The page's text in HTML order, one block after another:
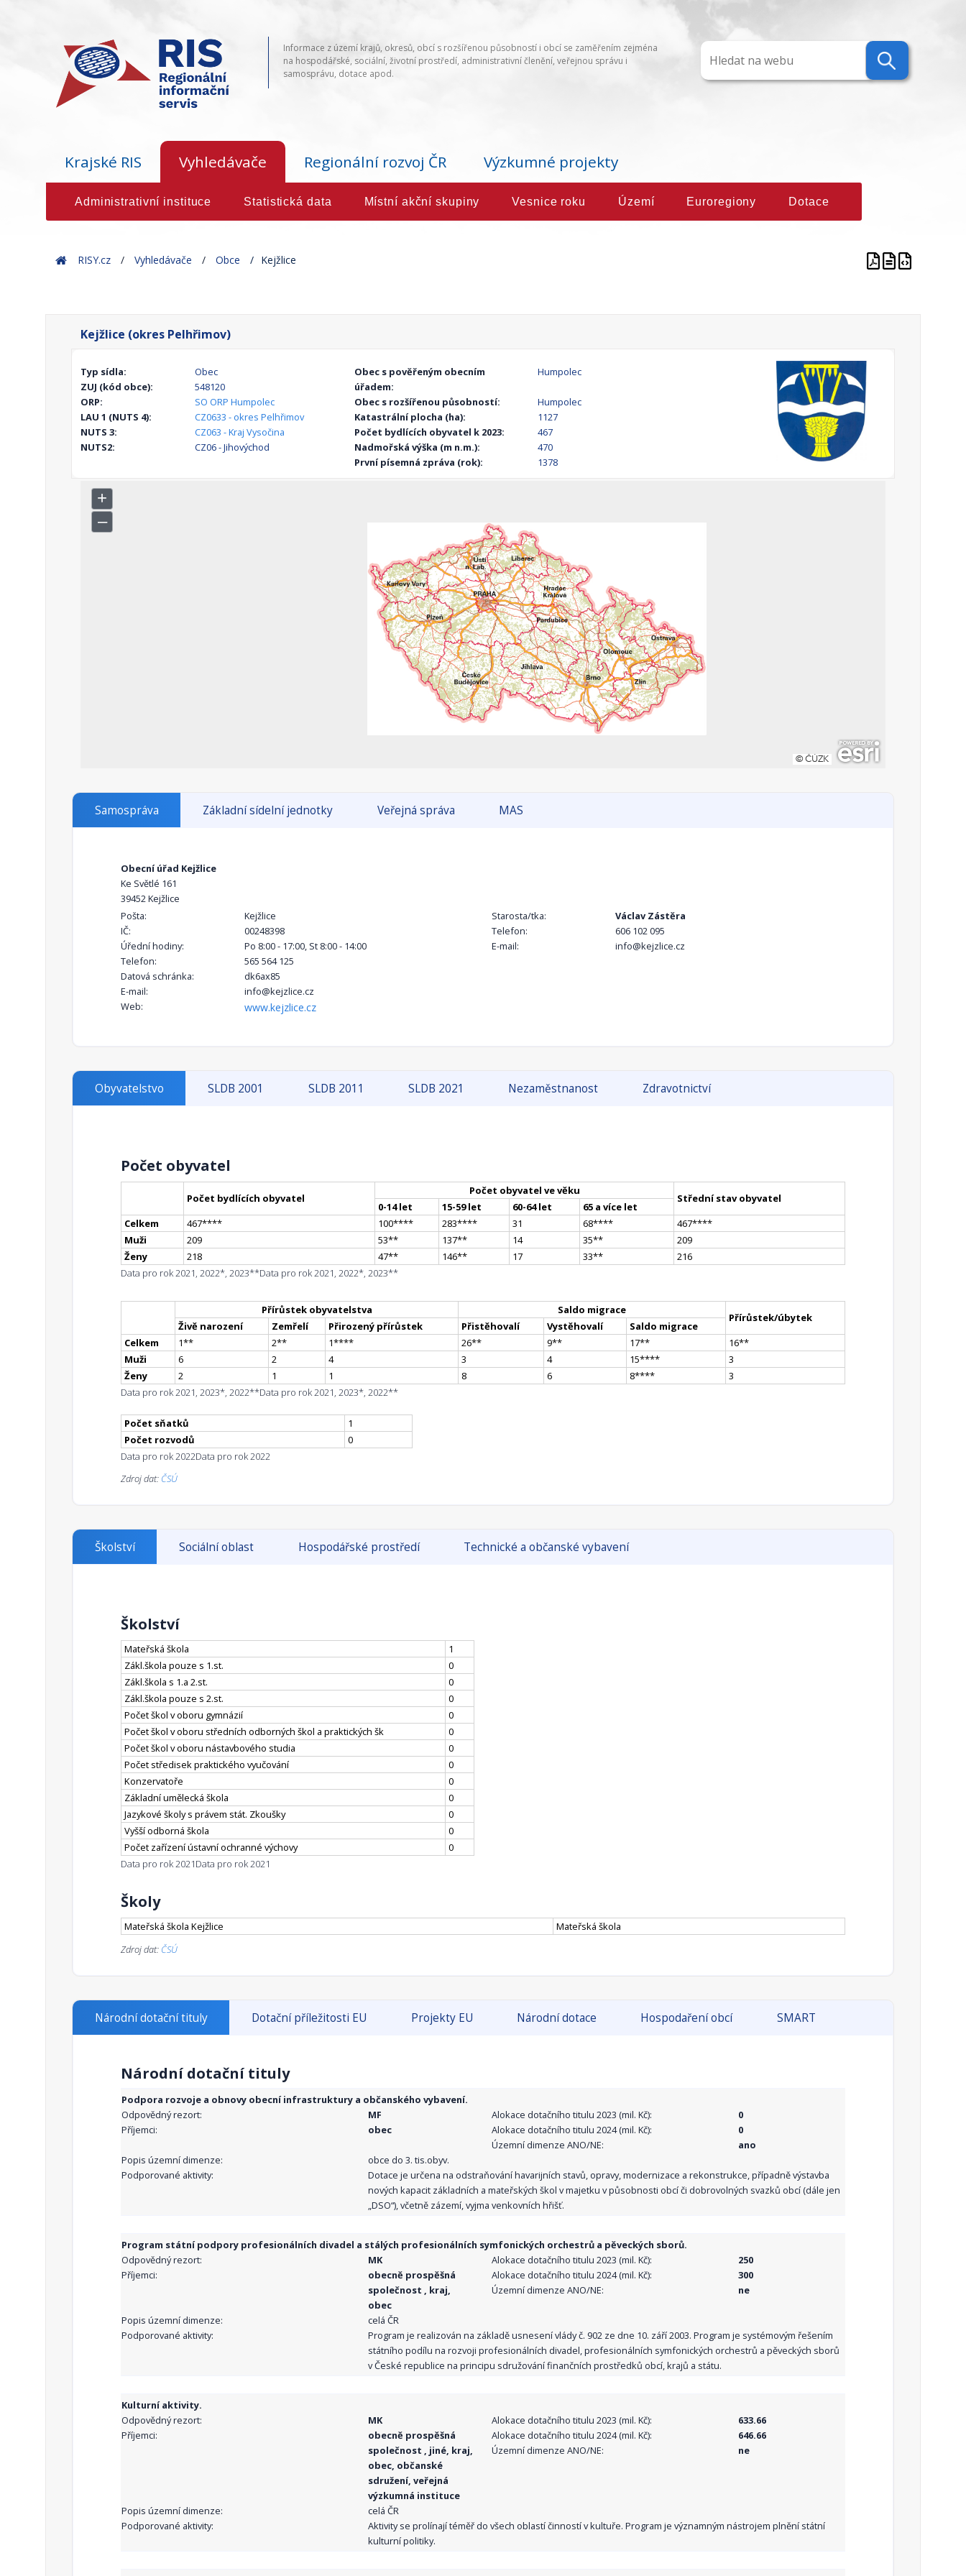
Informace z území krajů, okresů, obcí s rozšířenou působností i obcí se zaměřením zejména
na hospodářské, sociální, životní prostředí, administrativní členění, veřejnou správu i
samosprávu, dotace apod.
Krajské RIS Vyhledávače Regionální rozvoj ČR Výzkumné projekty
Administrativní instituce Statistická data Místní akční skupiny Vesnice roku Území Euroregiony Dotace
HomeRISY.cz Vyhledávače Obce Kejžlice
Kejžlice (okres Pelhřimov)
Typ sídla:
Obec
ZUJ (kód obce):
548120
ORP:
SO ORP Humpolec
LAU 1 (NUTS 4):
CZ0633 - okres Pelhřimov
NUTS 3:
CZ063 - Kraj Vysočina
NUTS2:
CZ06 - Jihovýchod
Obec s pověřeným obecním
úřadem:
Humpolec
Obec s rozšířenou působností:
Humpolec
Katastrální plocha (ha):
1127
Počet bydlících obyvatel k 2023:
467
Nadmořská výška (m n.m.):
470
První písemná zpráva (rok):
1378
Samospráva Základní sídelní jednotky Veřejná správa MAS
Obecní úřad Kejžlice
Ke Světlé 161
39452 Kejžlice
Pošta:
Kejžlice
IČ:
00248398
Úřední hodiny:
Po 8:00 - 17:00, St 8:00 - 14:00
Telefon:
565 564 125
Datová schránka:
dk6ax85
E-mail:
info@kejzlice.cz
Web:
www.kejzlice.cz
Starosta/tka:
Václav Zástěra
Telefon:
606 102 095
E-mail:
info@kejzlice.cz
Obyvatelstvo SLDB 2001 SLDB 2011 SLDB 2021 Nezaměstnanost Zdravotnictví
Počet obyvatel
Počet bydlících obyvatel
Počet obyvatel ve věku
Střední stav obyvatel
0-14 let 15-59 let 60-64 let
65 a více let
Celkem
467**** 100**** 283**** 31 68**** 467****
Muži
209 53** 137** 14 35**
209
Ženy
218 47** 146** 17 33**
216
Data pro rok 2021, 2022*, 2023**Data pro rok 2021, 2022*, 2023**
Přírůstek obyvatelstva Saldo migrace
Přírůstek/úbytek
Živě narození Zemřelí Přirozený přírůstek Přistěhovalí Vystěhovalí
Saldo migrace
Celkem
1** 2** 1**** 26** 9** 17** 16**
Muži
6 2 4 3 4 15****
3
Ženy
2 1 1 8 6 8****
3
Data pro rok 2021, 2023*, 2022**Data pro rok 2021, 2023*, 2022**
Počet sňatků
1
Počet rozvodů
0
Data pro rok 2022Data pro rok 2022
Zdroj dat: ČSÚ
Školství Sociální oblast Hospodářské prostředí Technické a občanské vybavení
Školství
Mateřská škola
1
Zákl.škola pouze s 1.st.
0
Zákl.škola s 1.a 2.st.
0
Zákl.škola pouze s 2.st.
0
Počet škol v oboru gymnázií
0
Počet škol v oboru středních odborných škol a praktických šk
0
Počet škol v oboru nástavbového studia
0
Počet středisek praktického vyučování
0
Konzervatoře
0
Základní umělecká škola
0
Jazykové školy s právem stát. Zkoušky
0
Vyšší odborná škola
0
Počet zařízení ústavní ochranné výchovy
0
Data pro rok 2021Data pro rok 2021
Školy
Mateřská škola Kejžlice
Mateřská škola
Zdroj dat: ČSÚ
Národní dotační tituly Dotační příležitosti EU Projekty EU Národní dotace Hospodaření obcí SMART
Národní dotační tituly
Podpora rozvoje a obnovy obecní infrastruktury a občanského vybavení.
Odpovědný rezort:
MF
Příjemci:
obec
Alokace dotačního titulu 2023 (mil. Kč):
0
Alokace dotačního titulu 2024 (mil. Kč):
0
Územní dimenze ANO/NE:
ano
Popis územní dimenze:
obce do 3. tis.obyv.
Podporované aktivity:
Dotace je určena na odstraňování havarijních stavů, opravy, modernizace a rekonstrukce, případně výstavba
nových kapacit základních a mateřských škol v majetku v působnosti obcí či dobrovolných svazků obcí (dále jen
„DSO“), včetně zázemí, vyjma venkovních hřišť.
Program státní podpory profesionálních divadel a stálých profesionálních symfonických orchestrů a pěveckých sborů.
Odpovědný rezort:
MK
Příjemci:
obecně prospěšná
společnost , kraj,
obec
Alokace dotačního titulu 2023 (mil. Kč):
250
Alokace dotačního titulu 2024 (mil. Kč):
300
Územní dimenze ANO/NE:
ne
Popis územní dimenze:
celá ČR
Podporované aktivity:
Program je realizován na základě usnesení vlády č. 902 ze dne 10. září 2003. Program je systémovým řešením
státního podílu na rozvoji profesionálních divadel, profesionálních symfonických orchestrů a pěveckých sborů
v České republice na principu sdružování finančních prostředků obcí, krajů a státu.
Kulturní aktivity.
Odpovědný rezort:
MK
Příjemci:
obecně prospěšná
společnost , jiné, kraj,
obec, občanské
sdružení, veřejná
výzkumná instituce
Alokace dotačního titulu 2023 (mil. Kč):
633.66
Alokace dotačního titulu 2024 (mil. Kč):
646.66
Územní dimenze ANO/NE:
ne
Popis územní dimenze:
celá ČR
Podporované aktivity:
Aktivity se prolínají téměř do všech oblastí činností v kultuře. Program je významným nástrojem plnění státní
kulturní politiky.